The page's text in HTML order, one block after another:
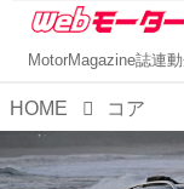
MotorMagazine誌連
HOME コア